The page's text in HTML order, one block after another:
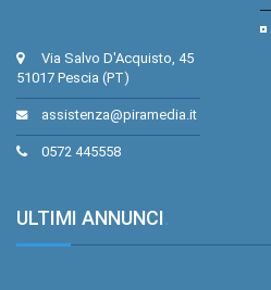
Via Salvo D'Acquisto, 45
51017 Pescia (PT)
assistenza@piramedia.it
0572 445558
ULTIMI ANNUNCI.